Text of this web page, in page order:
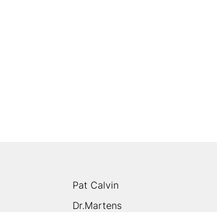
Pat Calvin
Dr.Martens